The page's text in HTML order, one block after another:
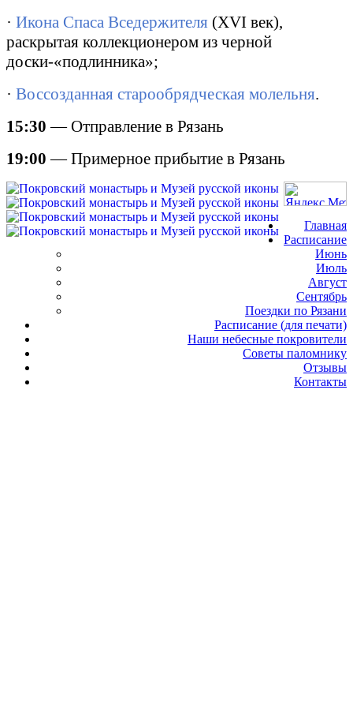
· Икона Спаса Вседержителя (XVI век),
раскрытая коллекционером из черной
доски-«подлинника»;
· Воссозданная старообрядческая молельня.
15:30 — Отправление в Рязань
19:00 — Примерное прибытие в Рязань
Главная
Расписание
Июнь
Июль
Август
Сентябрь
Поездки по Рязани
Расписание (для печати)
Наши небесные покровители
Советы паломнику
Отзывы
Контакты